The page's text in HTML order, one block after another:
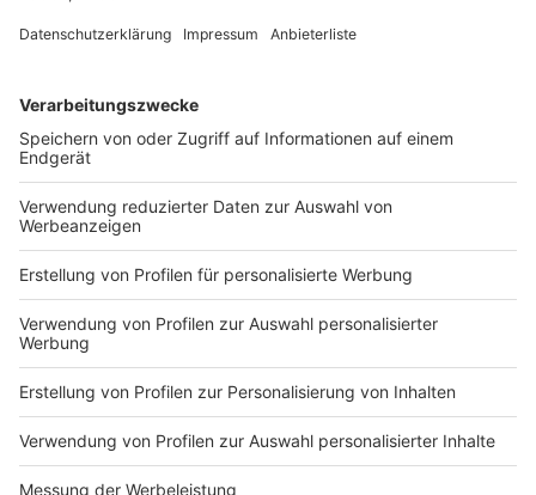
DEINE GEMERKTEN ARTIKEL
Du hast dir noch keine Artikel gemerkt
Markiere sie hierfür mit einem